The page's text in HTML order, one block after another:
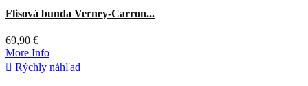
Flisová bunda Verney-Carron...
69,90 €
More Info
 Rýchly náhľad